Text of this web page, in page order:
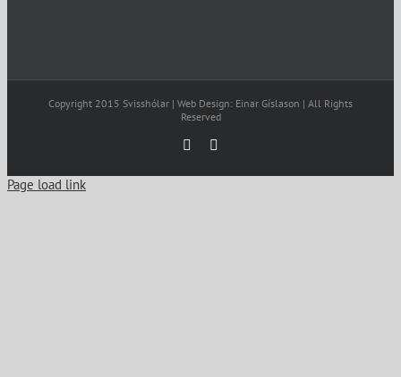
Copyright 2015 Svisshólar | Web Design: Einar Gíslason | All Rights
Reserved
Facebook
Page load link